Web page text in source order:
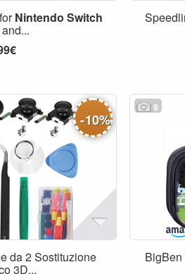
Nintendo Switch
and...
-10%
da 2 Sostituzione
3D...
9